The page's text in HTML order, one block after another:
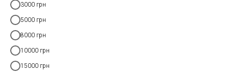
3000 грн
5000 грн
8000 грн
10000 грн
15000 грн